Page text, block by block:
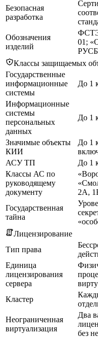
Безопасная
разработка
Обозначения
изделий
01;
Классы защищаемых
Государственные
информационные
системы
До 1
Информационные
системы
персональных
данных
До 1
Значимые объекты
КИИ
До 1
АСУ ТП
До 1
Классы АС по
руководящему
документу
2А,
Государственная
тайна
Лицензирование
Тип права
Единица
лицензирования
сервера
Кластер
Неограниченная
виртуализация
Два
без